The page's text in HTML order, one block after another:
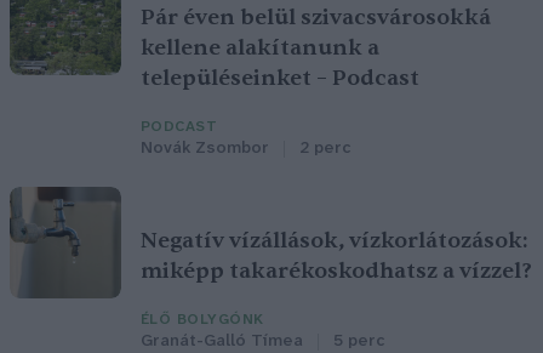
Pár éven belül szivacsvárosokká
kellene alakítanunk a
településeinket – Podcast
PODCAST
Novák Zsombor 2 perc
Negatív vízállások, vízkorlátozások:
miképp takarékoskodhatsz a vízzel?
ÉLŐ BOLYGÓNK
Granát-Galló Tímea 5 perc